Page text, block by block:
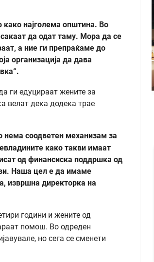
најголема општина. Во
да одат таму. Мора да се
а ние ги препраќаме до
организација да дава
ги едуцираат жените за
велат дека додека трае
нема соодветен механизам за
како такви имаат
од финансиска поддршка од
Наша цел е да имаме
извршна директорка на
години и жените од
помош. Во одреден
но сега се сменети